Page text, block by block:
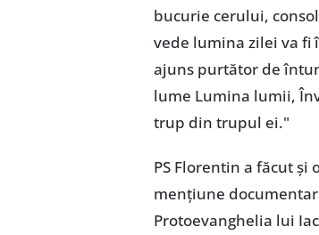
bucurie cerului,
vede lumina zilei va fi
ajuns purtător de
lume Lumina lumii,
trup din trupul ei."
PS Florentin a făcut
menţiune
Protoevanghelia lui